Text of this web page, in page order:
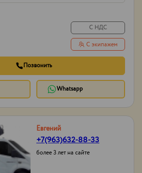
С НДС
С экипажем
Позвонить
Whatsapp
Евгений
+7(963)632-88-33
более 3 лет на сайте